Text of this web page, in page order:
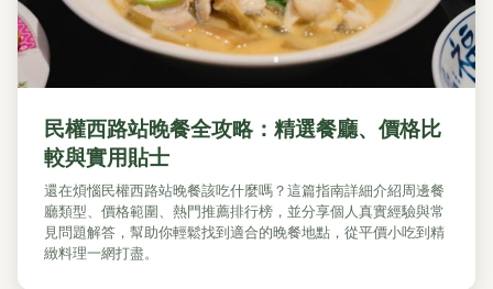
民權西路站晚餐全攻略：精選餐廳、價格比
較與實用貼士
還在煩惱民權西路站晚餐該吃什麼嗎？這篇指南詳細介紹周邊餐
廳類型、價格範圍、熱門推薦排行榜，並分享個人真實經驗與常
見問題解答，幫助你輕鬆找到適合的晚餐地點，從平價小吃到精
緻料理一網打盡。